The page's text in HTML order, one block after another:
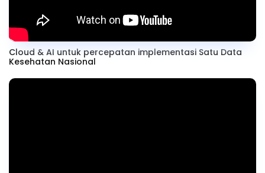
Cloud & AI untuk percepatan implementasi Satu Data
Kesehatan Nasional